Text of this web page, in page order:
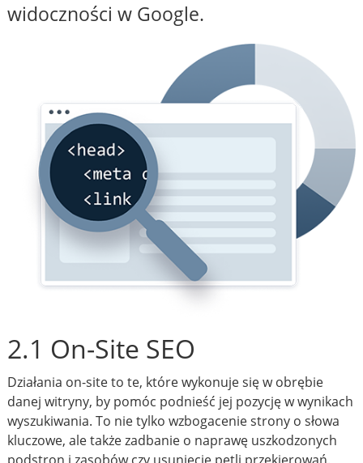
widoczności w Google.
2.1 On-Site SEO
Działania on-site to te, które wykonuje się w obrębie
danej witryny, by pomóc podnieść jej pozycję w wynikach
wyszukiwania. To nie tylko wzbogacenie strony o słowa
kluczowe, ale także zadbanie o naprawę uszkodzonych
podstron i zasobów czy usunięcie pętli przekierowań.